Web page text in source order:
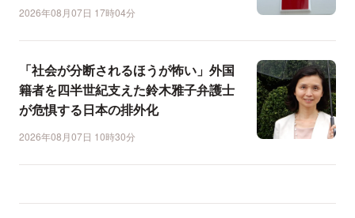
2026年08月07日 17時04分
「社会が分断されるほうが怖い」外国
籍者を四半世紀支えた鈴木雅子弁護士
が危惧する日本の排外化
2026年08月07日 10時30分